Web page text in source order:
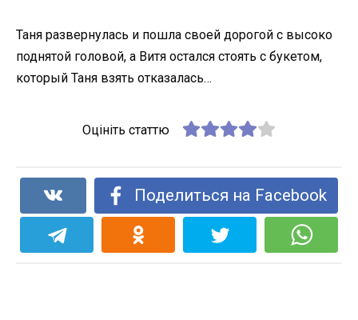
Таня развернулась и пошла своей дорогой с высоко
поднятой головой, а Витя остался стоять с букетом,
который Таня взять отказалась…
Оцініть статтю
Поделиться на Facebook